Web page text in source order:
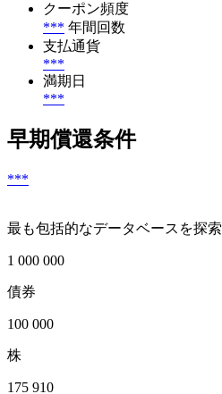
クーポン頻度
*** 年間回数
支払通貨
***
満期日
***
早期償還条件
***
最も包括的なデータベースを探索
1 000 000
債券
100 000
株
175 910